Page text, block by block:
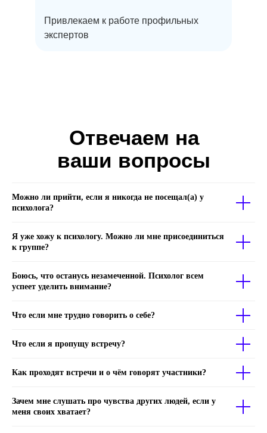
Привлекаем к работе профильных
экспертов
Отвечаем на
ваши вопросы
Можно ли прийти, если я никогда не посещал(а) у
психолога?
Я уже хожу к психологу. Можно ли мне присоединиться
к группе?
Боюсь, что останусь незамеченной. Психолог всем
успеет уделить внимание?
Что если мне трудно говорить о себе?
Что если я пропущу встречу?
Как проходят встречи и о чём говорят участники?
Зачем мне слушать про чувства других людей, если у
меня своих хватает?